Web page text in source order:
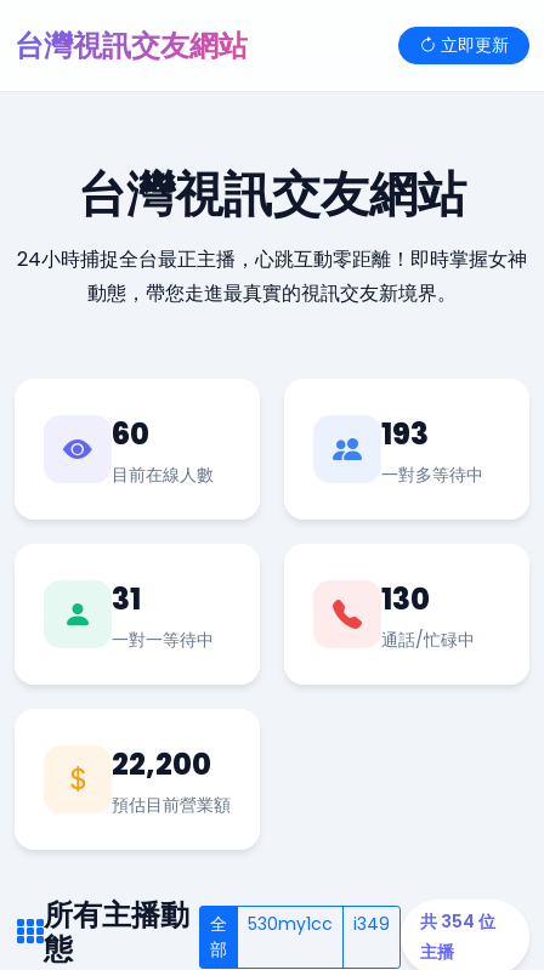
台灣視訊交友網站 立即更新
台灣視訊交友網站
24小時捕捉全台最正主播，心跳互動零距離！即時掌握女神
動態，帶您走進最真實的視訊交友新境界。
60
目前在線人數
193
一對多等待中
31
一對一等待中
130
通話/忙碌中
22,200
預估目前營業額
所有主播動
態
全
部
530my1cc i349
共 354 位
主播